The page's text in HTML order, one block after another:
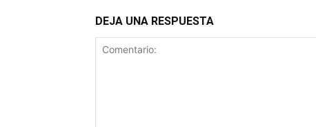
DEJA UNA RESPUESTA